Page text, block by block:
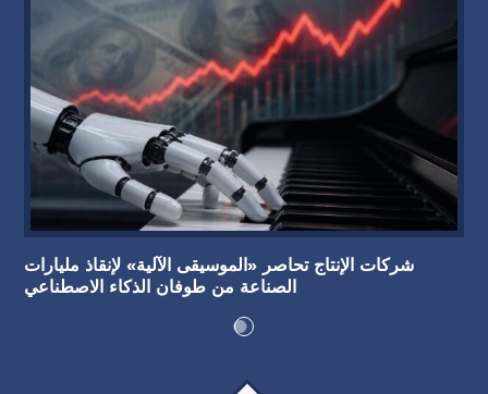
شركات الإنتاج تحاصر «الموسيقى الآلية» لإنقاذ مليارات
الصناعة من طوفان الذكاء الاصطناعي